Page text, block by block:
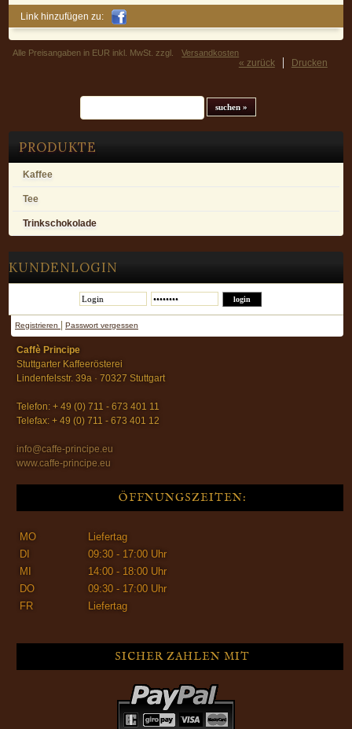
PRODUKTE
Kaffee
Tee
Trinkschokolade
KUNDENLOGIN
Registrieren | Passwort vergessen
Caffè Principe
Stuttgarter Kaffeerösterei
Lindenfelsstr. 39a · 70327 Stuttgart
Telefon: + 49 (0) 711 - 673 401 11
Telefax: + 49 (0) 711 - 673 401 12
info@caffe-principe.eu
www.caffe-principe.eu
ÖFFNUNGSZEITEN:
MO
Liefertag
DI
09:30 - 17:00 Uhr
MI
14:00 - 18:00 Uhr
DO
09:30 - 17:00 Uhr
FR
Liefertag
SICHER ZAHLEN MIT
Link hinzufügen zu:
Alle Preisangaben in EUR inkl. MwSt. zzgl. Versandkosten
Drucken
« zurück